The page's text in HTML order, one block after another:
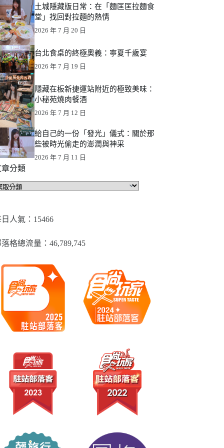
土城隱藏版日常：在「麵匡匡拉麵食
堂」找回對拉麵的熱情
2026 年 7 月 20 日
台北食桌的終極奧義：寧夏千歲宴
2026 年 7 月 19 日
隱藏在板新捷運站附近的極致美味：
小秘苑燒肉餐酒
2026 年 7 月 12 日
給自己的一份「發光」儀式：關於那
些被時光偷走的澎潤與神采
2026 年 7 月 11 日
分類
人氣：15466
格總流量：​46,789,745